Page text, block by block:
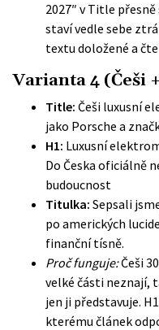
2027″ v Title
staví vedle sebe
textu doložené a
Varianta 4 (Češi
Title: Češi luxusní
jako Porsche a
H1: Luxusní
Do Česka oficiálně
budoucnost
Titulka: Sepsali
po amerických
finanční tísně.
Proč funguje:Češi
velké části neznají,
jen ji představuje.
kterému článek